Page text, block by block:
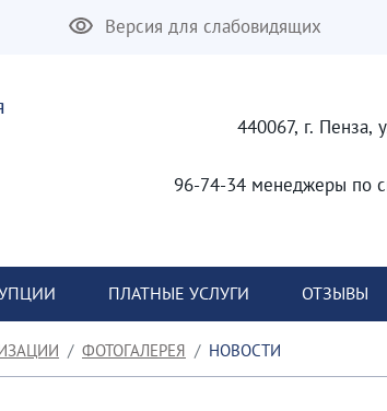
Версия для слабовидящих
440067, г. Пенза,
96-74-34 менеджеры по
ПЛАТНЫЕ УСЛУГИ ОТЗЫВЫ
ФОТОГАЛЕРЕЯ НОВОСТИ